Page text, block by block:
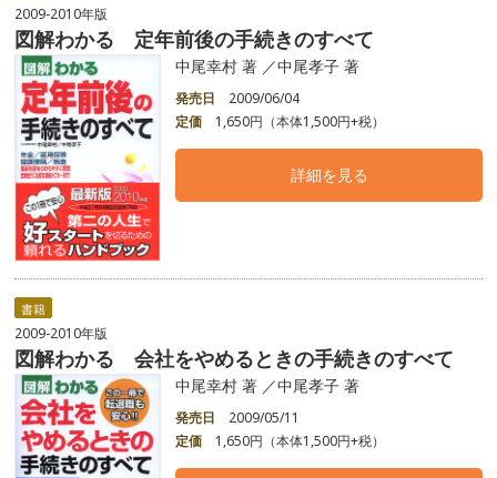
2009-2010年版
図解わかる 定年前後の手続きのすべて
中尾幸村 著 ／中尾孝子 著
発売日
2009/06/04
定価
1,650円（本体1,500円+税）
詳細を見る
書籍
2009-2010年版
図解わかる 会社をやめるときの手続きのすべて
中尾幸村 著 ／中尾孝子 著
発売日
2009/05/11
定価
1,650円（本体1,500円+税）